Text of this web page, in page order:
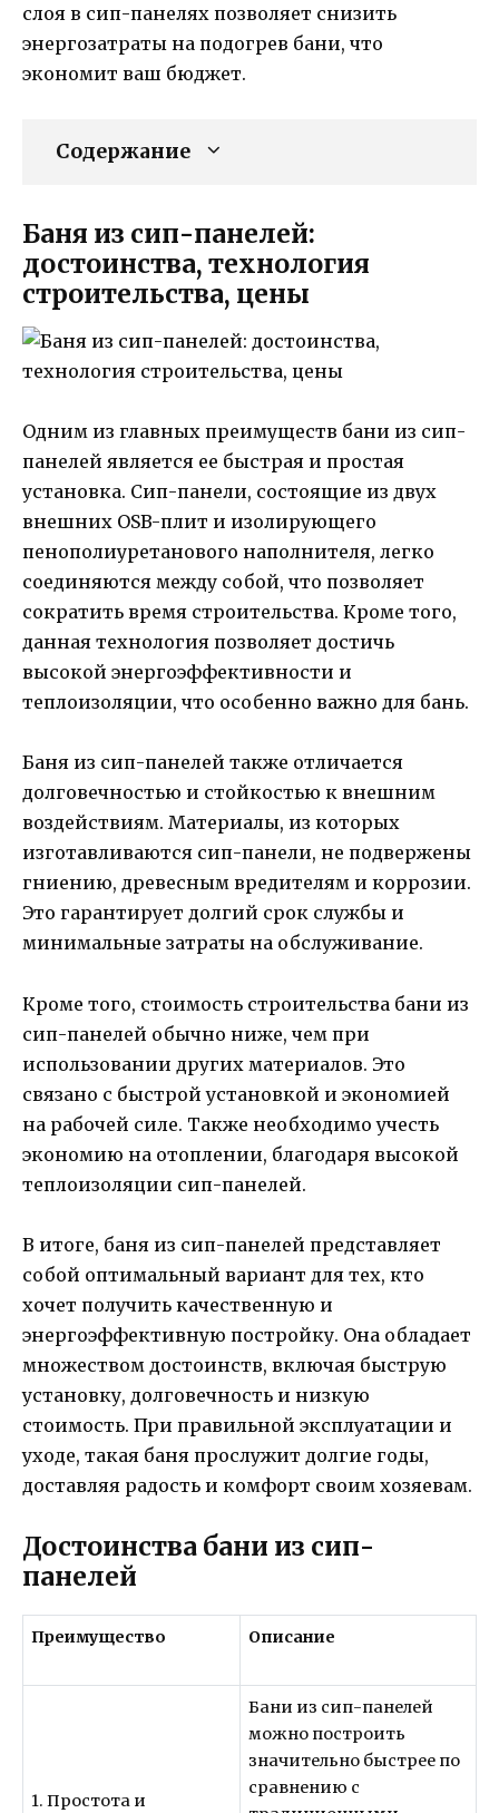
слоя в сип-панелях позволяет снизить
энергозатраты на подогрев бани, что
экономит ваш бюджет.
Содержание
Баня из сип-панелей:
достоинства, технология
строительства, цены
Одним из главных преимуществ бани из сип-
панелей является ее быстрая и простая
установка. Сип-панели, состоящие из двух
внешних OSB-плит и изолирующего
пенополиуретанового наполнителя, легко
соединяются между собой, что позволяет
сократить время строительства. Кроме того,
данная технология позволяет достичь
высокой энергоэффективности и
теплоизоляции, что особенно важно для бань.
Баня из сип-панелей также отличается
долговечностью и стойкостью к внешним
воздействиям. Материалы, из которых
изготавливаются сип-панели, не подвержены
гниению, древесным вредителям и коррозии.
Это гарантирует долгий срок службы и
минимальные затраты на обслуживание.
Кроме того, стоимость строительства бани из
сип-панелей обычно ниже, чем при
использовании других материалов. Это
связано с быстрой установкой и экономией
на рабочей силе. Также необходимо учесть
экономию на отоплении, благодаря высокой
теплоизоляции сип-панелей.
В итоге, баня из сип-панелей представляет
собой оптимальный вариант для тех, кто
хочет получить качественную и
энергоэффективную постройку. Она обладает
множеством достоинств, включая быструю
установку, долговечность и низкую
стоимость. При правильной эксплуатации и
уходе, такая баня прослужит долгие годы,
доставляя радость и комфорт своим хозяевам.
Достоинства бани из сип-
панелей
Преимущество Описание
1. Простота и
Бани из сип-панелей
можно построить
значительно быстрее по
сравнению с